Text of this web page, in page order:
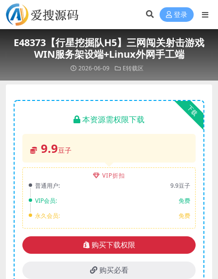
登录
E48373【行星挖掘队H5】三网闯关射击游戏
WIN服务架设端+Linux外网手工端
2026-06-09 E转载区
下载
本资源需权限下载
9.9豆子
VIP折扣
普通用户:
9.9豆子
VIP会员:
免费
永久会员:
免费
购买下载权限
购买必看